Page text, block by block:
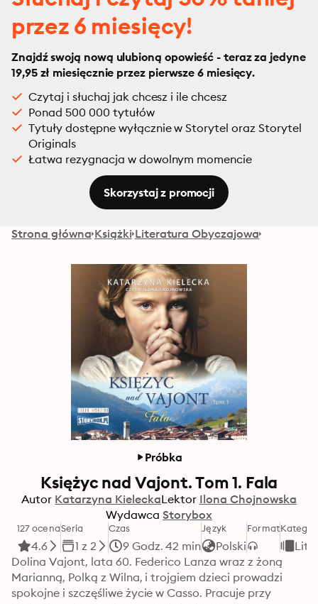
przez 6 miesięcy!
Znajdź swoją nową ulubioną opowieść - teraz za jedyne
19,95 zł miesięcznie przez pierwsze 6 miesięcy.
Czytaj i słuchaj jak chcesz i ile chcesz
Ponad 500 000 tytułów
Tytuły dostępne wyłącznie w Storytel oraz Storytel
Originals
Łatwa rezygnacja w dowolnym momencie
Skorzystaj z promocji
Strona główna Książki Literatura Obyczajowa
Próbka
Księżyc nad Vajont. Tom 1. Fala
Autor Katarzyna KieleckaLektor Ilona Chojnowska
Wydawca Storybox
127 ocena
4.6
Seria
1 z 2
Czas
9 Godz. 42 min
Język
Polski
Format
Dolina Vajont, lata 60. Federico Lanza wraz z żoną
Marianną, Polką z Wilna, i trojgiem dzieci prowadzi
spokojne i szczęśliwe życie w Casso. Pracuje przy